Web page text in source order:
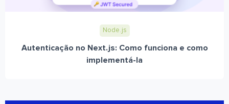
Node.js
Autenticação no Next.js: Como funciona e como
implementá-la